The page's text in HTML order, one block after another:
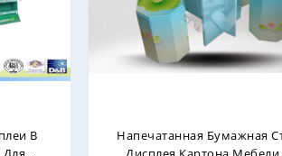
Полка Дисплея 5